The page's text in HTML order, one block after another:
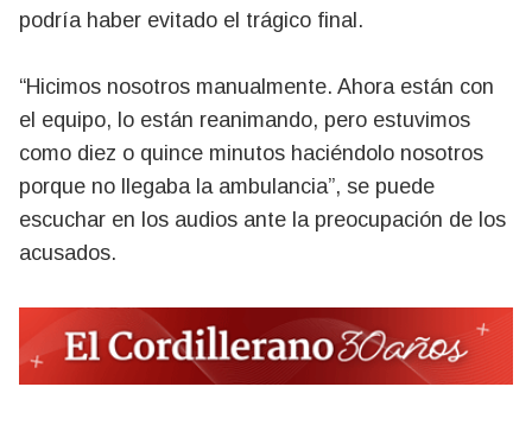
podría haber evitado el trágico final.
“Hicimos nosotros manualmente. Ahora están con
el equipo, lo están reanimando, pero estuvimos
como diez o quince minutos haciéndolo nosotros
porque no llegaba la ambulancia”, se puede
escuchar en los audios ante la preocupación de los
acusados.